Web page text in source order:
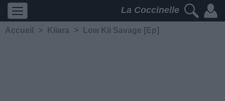
La Coccinelle
Accueil > Kiiara > Low Kii Savage [Ep]